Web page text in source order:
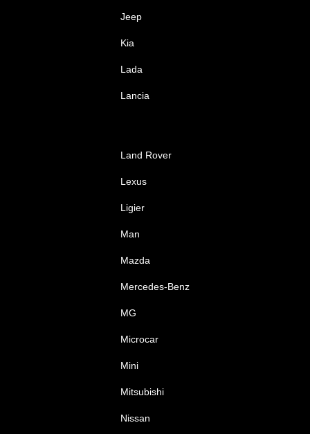
Jeep
Kia
Lada
Lancia
Land Rover
Lexus
Ligier
Man
Mazda
Mercedes-Benz
MG
Microcar
Mini
Mitsubishi
Nissan